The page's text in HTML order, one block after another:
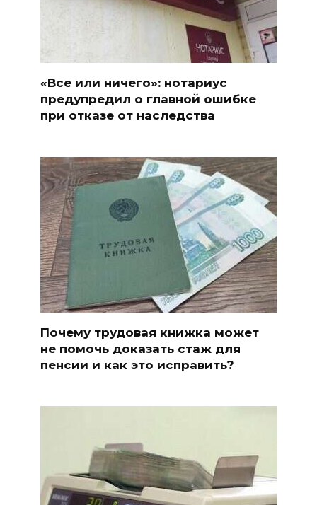
«Все или ничего»: нотариус
предупредил о главной ошибке
при отказе от наследства
Почему трудовая книжка может
не помочь доказать стаж для
пенсии и как это исправить?